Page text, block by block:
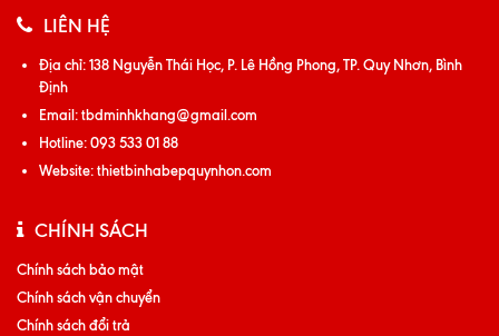
LIÊN HỆ
Địa chỉ:138 Nguyễn Thái Học, P. Lê Hồng Phong, TP. Quy Nhơn, Bình
Định
Email:tbdminhkhang@gmail.com
Hotline:093 533 01 88
Website:thietbinhabepquynhon.com
CHÍNH SÁCH
Chính sách bảo mật
Chính sách vận chuyển
Chính sách đổi trả